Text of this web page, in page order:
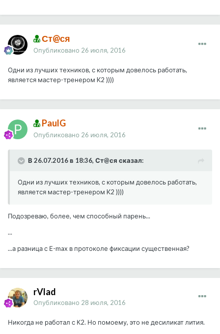
Ст@ся
Опубликовано 26 июля, 2016
Одни из лучших техников, с которым довелось работать,
является мастер-тренером K2 ))))
PaulG
Опубликовано 26 июля, 2016
В 26.07.2016 в 18:36, Ст@ся сказал:
Одни из лучших техников, с которым довелось работать,
является мастер-тренером K2 ))))
Подозреваю, более, чем способный парень...
...
...а разница с Е-max в протоколе фиксации существенная?
rVlad
Опубликовано 28 июля, 2016
Никогда не работал с К2. Но помоему, это не десиликат лития.